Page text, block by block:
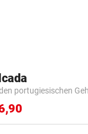
portugiesischen